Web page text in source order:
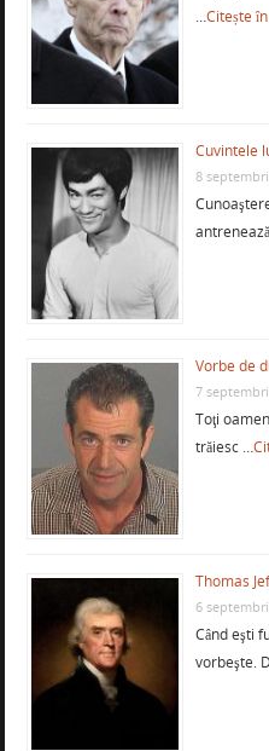
…Citește
Cuvintele
8
Vorbe de
7
Toţi
trăiesc …
Thomas
6
Când eşti
vorbeşte.